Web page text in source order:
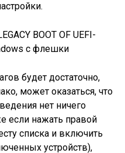
BOOT OF UEFI-
с флешки
будет достаточно,
может оказаться, что
нет ничего
если нажать правой
списка и включить
устройств),